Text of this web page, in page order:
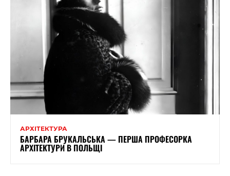
АРХІТЕКТУРА
БАРБАРА БРУКАЛЬСЬКА — ПЕРША ПРОФЕСОРКА
АРХІТЕКТУРИ В ПОЛЬЩІ